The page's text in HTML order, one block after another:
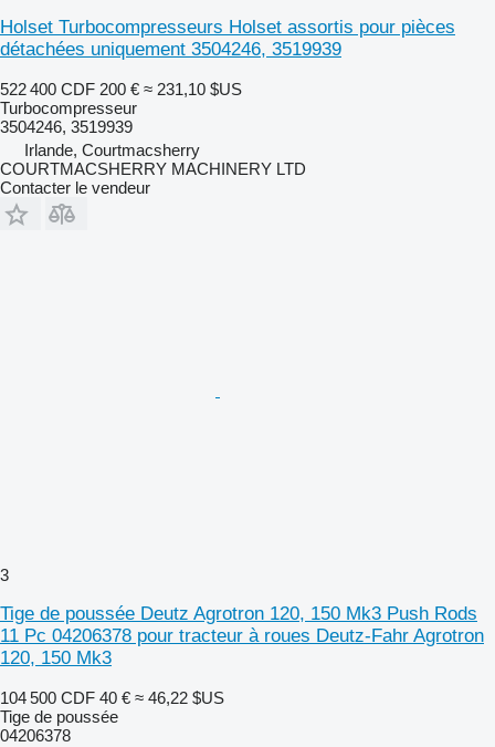
Holset Turbocompresseurs Holset assortis pour pièces
détachées uniquement 3504246, 3519939
522 400 CDF 200 € ≈ 231,10 $US
Turbocompresseur
3504246, 3519939
Irlande, Courtmacsherry
COURTMACSHERRY MACHINERY LTD
Contacter le vendeur
3
Tige de poussée Deutz Agrotron 120, 150 Mk3 Push Rods
11 Pc 04206378 pour tracteur à roues Deutz-Fahr Agrotron
120, 150 Mk3
104 500 CDF 40 € ≈ 46,22 $US
Tige de poussée
04206378